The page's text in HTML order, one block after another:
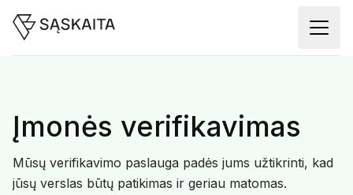
Įmonės verifikavimas
Mūsų verifikavimo paslauga padės jums užtikrinti, kad
jūsų verslas būtų patikimas ir geriau matomas.